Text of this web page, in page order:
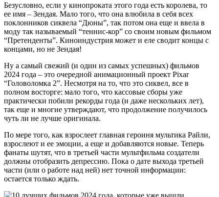
Безусловно, если у кинопроката этого года есть королева, то
ее имя – Зендая. Мало того, что она влюбила в себя всех
поклонников сиквела “Дюны”, так потом она еще и ввела в
моду так называемый “теннис-кор” со своим новым фильмом
“Претенденты”. Киноиндустрия может и еле сводит концы с
концами, но не Зендая!
Ну а самый свежий (и один из самых успешных) фильмов
2024 года – это очередной анимационный проект Pixar
“Головоломка 2”. Несмотря на то, что это сиквел, все в
полном восторге: мало того, что кассовые сборы уже
практически побили рекорды года (и даже нескольких лет),
так еще и многие утверждают, что продолжение получилось
чуть ли не лучше оригинала.
По мере того, как взрослеет главная героиня мультика Райли,
взрослеют и ее эмоции, а еще и добавляются новые. Теперь
фанаты шутят, что в третьей части мультфильма создатели
должны отобразить депрессию. Пока о дате выхода третьей
части (или о работе над ней) нет точной информации:
остается только ждать.